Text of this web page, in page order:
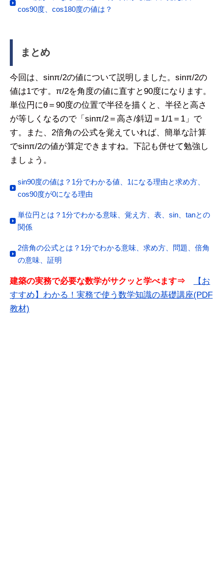
cos90度、cos180度の値は？
まとめ
今回は、sinπ/2の値について説明しました。sinπ/2の
値は1です。π/2を角度の値に直すと90度になります。
単位円にθ＝90度の位置で半径を描くと、半径と高さ
が等しくなるので「sinπ/2＝高さ/斜辺＝1/1＝1」で
す。また、2倍角の公式を覚えていれば、簡単な計算
でsinπ/2の値が算定できますね。下記も併せて勉強し
ましょう。
sin90度の値は？1分でわかる値、1になる理由と求め方、
cos90度が0になる理由
単位円とは？1分でわかる意味、覚え方、表、sin、tanとの
関係
2倍角の公式とは？1分でわかる意味、求め方、問題、倍角
の意味、証明
建築の実務で必要な数学がサクッと学べます⇒
【お
すすめ】わかる！実務で使う数学知識の基礎講座(PDF
教材)